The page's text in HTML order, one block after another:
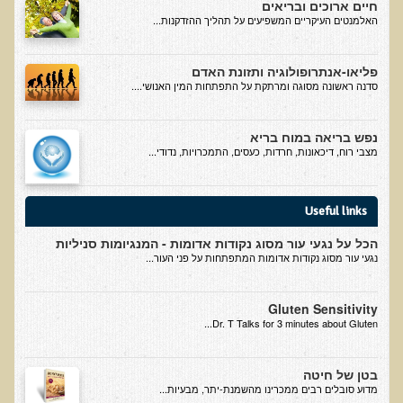
עדויות מטופלים
תודה לך דוקטור על חוויה נהדרת
אדם ורופא שנותן לי אלטרנטיבה אחרת ממה שהרופאים שפגשתי נתנו
לי
ירדתי ל- 2 מגנזיום גליצינייט ליום ולא לקחתי את הלית'נייז כבר חודש
​תודה לך עדיאל על הפגישה היום. מאד שמחתי על האווירה האופטימית
התקווה היחידה כאשר מאובחנים עם סרטן
אנחנו מאושרים מאוד שביצענו ואת הבדיקה וממליצים בחום לכל מי
שסובל לעשות אותה.
הבריאות של כל המשפחה השתפרה
אסירי תודה לך על השבת הבריאות שלנו
אודות
חיים ארוכים ובריאים
האלמנטים העיקריים המשפיעים על תהליך ההזדקנות...
פליאו-אנתרופולוגיה ותזונת האדם
סדנה ראשונה מסוגה ומרתקת על התפתחות המין האנושי....
נפש בריאה במוח בריא
מצבי רוח, דיכאונות, חרדות, כעסים, התמכרויות, נדודי...
Useful links
הכל על נגעי עור מסוג נקודות אדומות - המנגיומות סניליות
נגעי עור מסוג נקודות אדומות המתפתחות על פני העור...
Gluten Sensitivity
Dr. T Talks for 3 minutes about Gluten...
בטן של חיטה
​מדוע סובלים רבים ממכרינו מהשמנת-יתר, מבעיות...